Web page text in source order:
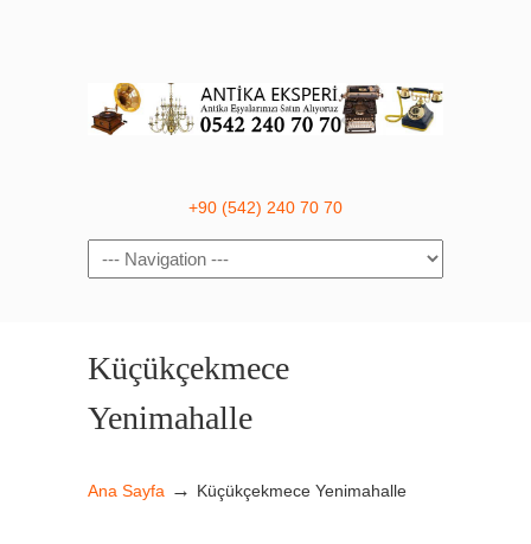
+90 (542) 240 70 70
Navigation
Küçükçekmece
Yenimahalle
Ana Sayfa → Küçükçekmece Yenimahalle